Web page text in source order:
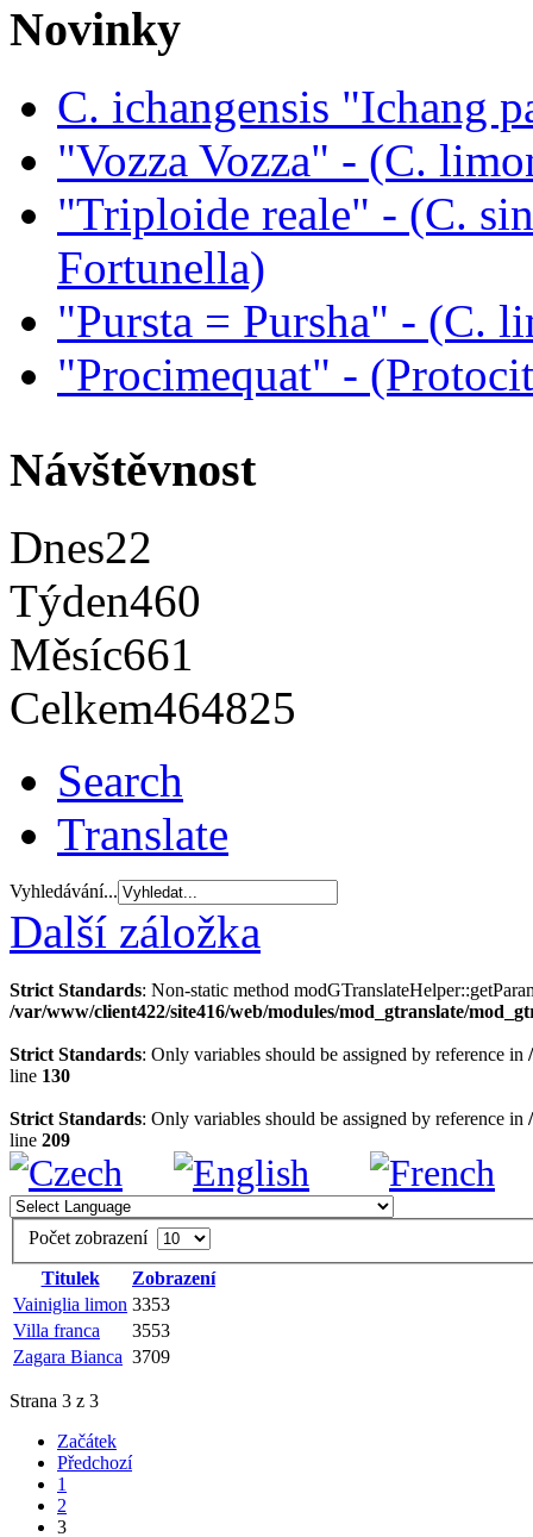
Novinky
C. ichangensis "Ichang
"Vozza Vozza" - (C.
"Triploide reale" - (C.
Fortunella)
"Pursta = Pursha" - (C.
"Procimequat" -
Návštěvnost
Dnes22
Týden460
Měsíc661
Celkem464825
Search
Translate
Vyhledávání...
Další záložka
Strict Standards: Non-static method
/var/www/client422/site416/web/modules/mod_gtranslate/
Strict Standards: Only variables should be assigned by reference in
line 130
Strict Standards: Only variables should be assigned by reference in
line 209
Počet zobrazení
Titulek
Zobrazení
Vainiglia limon 3353
Villa franca
3553
Zagara Bianca 3709
Strana 3 z 3
Začátek
Předchozí
1
2
3